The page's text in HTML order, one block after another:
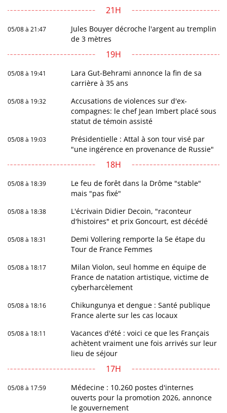
21H
05/08 à 21:47
Jules Bouyer décroche l'argent au tremplin
de 3 mètres
19H
05/08 à 19:41
Lara Gut-Behrami annonce la fin de sa
carrière à 35 ans
05/08 à 19:32
Accusations de violences sur d'ex-
compagnes: le chef Jean Imbert placé sous
statut de témoin assisté
05/08 à 19:03
Présidentielle : Attal à son tour visé par
"une ingérence en provenance de Russie"
18H
05/08 à 18:39
Le feu de forêt dans la Drôme "stable"
mais "pas fixé"
05/08 à 18:38
L'écrivain Didier Decoin, "raconteur
d'histoires" et prix Goncourt, est décédé
05/08 à 18:31
Demi Vollering remporte la 5e étape du
Tour de France Femmes
05/08 à 18:17
Milan Violon, seul homme en équipe de
France de natation artistique, victime de
cyberharcèlement
05/08 à 18:16
Chikungunya et dengue : Santé publique
France alerte sur les cas locaux
05/08 à 18:11
Vacances d'été : voici ce que les Français
achètent vraiment une fois arrivés sur leur
lieu de séjour
17H
05/08 à 17:59
Médecine : 10.260 postes d'internes
ouverts pour la promotion 2026, annonce
le gouvernement